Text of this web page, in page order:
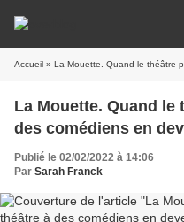
Accueil » La Mouette. Quand le théâtre
La Mouette. Quand le
des comédiens en
Publié le 02/02/2022 à 14:06
Par Sarah Franck